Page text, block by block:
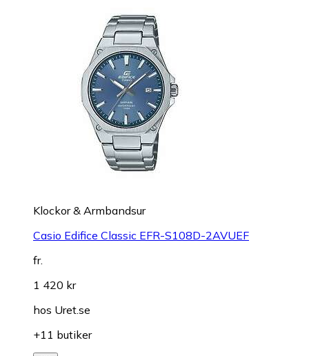
Klockor & Armbandsur
Casio Edifice Classic EFR-S108D-2AVUEF
fr.
1 420 kr
hos Uret.se
+11 butiker